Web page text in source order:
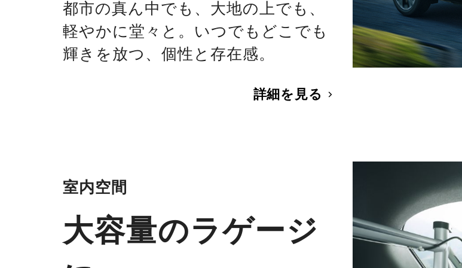
都市の真ん中でも、大地の上でも、
軽やかに堂々と。いつでもどこでも
輝きを放つ、個性と存在感。
詳細を見る
室内空間
大容量のラゲージ